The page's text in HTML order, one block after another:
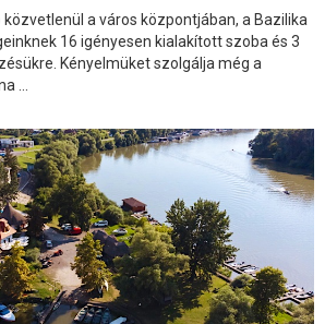
a város központjában, a Bazilika
16 igényesen kialakított szoba és 3
Kényelmüket szolgálja még a
...